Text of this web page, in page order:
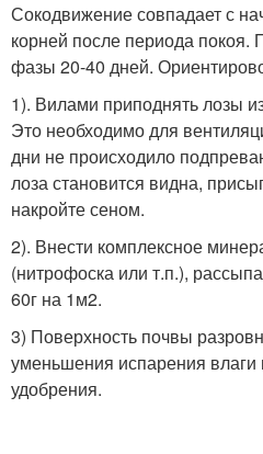
Сокодвижение совпадает с
корней после периода покоя.
фазы 20-40 дней.
1). Вилами приподнять лозы
Это необходимо для
дни не происходило
лоза становится видна,
накройте сеном.
2). Внести комплексное
(нитрофоска или т.п.),
60г на 1м2.
3) Поверхность почвы
уменьшения испарения
удобрения.